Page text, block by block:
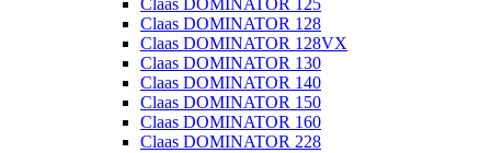
Claas DOMINATOR 125
Claas DOMINATOR 128
Claas DOMINATOR 128VX
Claas DOMINATOR 130
Claas DOMINATOR 140
Claas DOMINATOR 150
Claas DOMINATOR 160
Claas DOMINATOR 228